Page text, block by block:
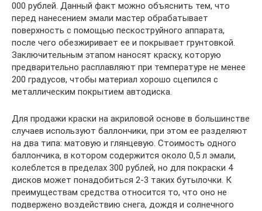
000 рублей. Данный факт можно объяснить тем, что
перед нанесением эмали мастер обрабатывает
поверхность с помощью пескоструйного аппарата,
после чего обезжиривает ее и покрывает грунтовкой.
Заключительным этапом наносят краску, которую
предварительно расплавляют при температуре не менее
200 градусов, чтобы материал хорошо сцепился с
металлическим покрытием автодиска.
Для продажи краски на акриловой основе в большинстве
случаев используют баллончики, при этом ее разделяют
на два типа: матовую и глянцевую. Стоимость одного
баллончика, в котором содержится около 0,5 л эмали,
колеблется в пределах 300 рублей, но для покраски 4
дисков может понадобиться 2-3 таких бутылочки. К
преимуществам средства относится то, что оно не
подвержено воздействию снега, дождя и солнечного